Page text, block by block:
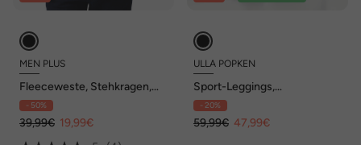
MEN PLUS
Fleeceweste, Stehkragen,
bis 8 XL
- 50%
39,99€ 19,99€
ULLA POPKEN
Sport-Leggings,
Cargotaschen, Powerstretch,
Reflektor
- 20%
59,99€ 47,99€